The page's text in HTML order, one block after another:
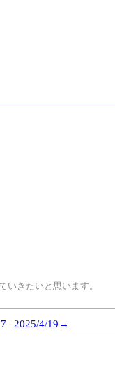
いきたいと思います。
| 2025/4/19→